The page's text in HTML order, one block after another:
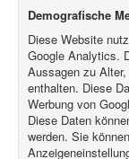
Demografische
Diese Website
Google Analytics.
Aussagen zu
enthalten. Diese
Werbung von
Diese Daten
werden. Sie